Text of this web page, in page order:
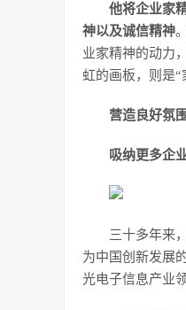
他将企业家
神以及诚信精神
业家精神的动力
虹的画板，则是“
营造良好氛围
吸纳更多企
三十多年来
为中国创新发展
光电子信息产业